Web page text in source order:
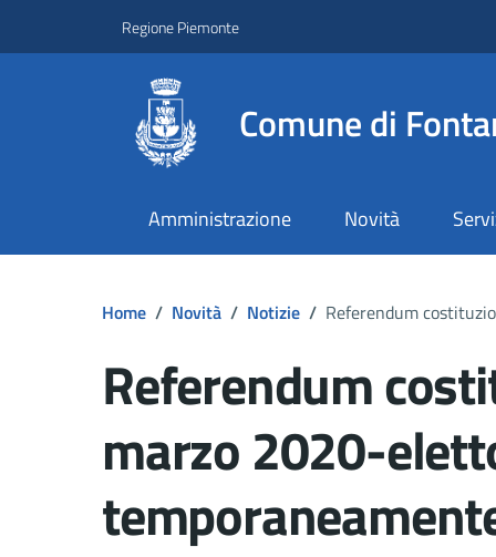
Regione Piemonte
Comune di
Amministrazione Novità
Home / Novità / Notizie / Referendum
Referendum
marzo 2020-